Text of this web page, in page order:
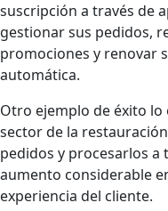
suscripción a través de
gestionar sus pedidos,
promociones y renovar
automática.
Otro ejemplo de éxito
sector de la
pedidos y procesarlos a
aumento considerable
experiencia del cliente.